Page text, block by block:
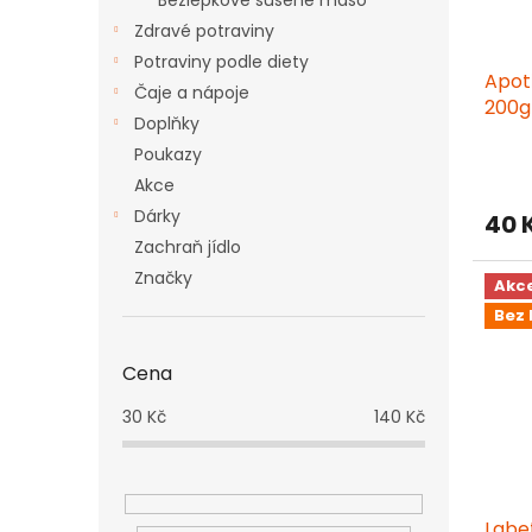
Zdravé potraviny
Potraviny podle diety
Čaje a nápoje
Doplňky
Poukazy
Akce
Dárky
Zachraň jídlo
Značky
Cena
30 Kč 140 Kč
200g
40
Bez